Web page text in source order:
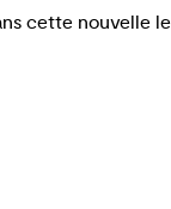
cette nouvelle